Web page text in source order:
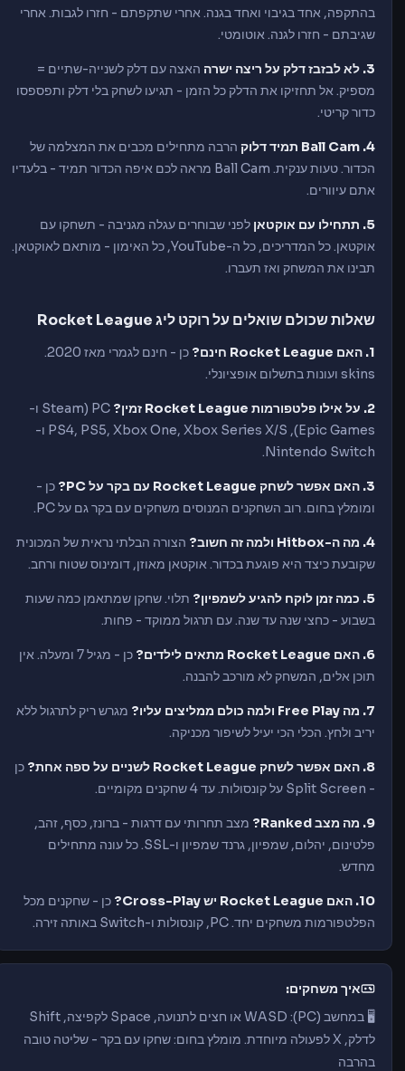
בהתקפה, אחד בגיבוי ואחד בגנה. אחרי שתקפתם - חזרו לגבות. אחרי
שגיבתם - חזרו לגנה. אוטומטי.
3. לא לבזבז דלק על ריצה ישרה
האצה עם דלק לשנייה-שתיים =
מספיק. אל תחזיקו את הדלק כל הזמן - תגיעו לשחק בלי דלק ותפספסו
כדור קריטי.
4. Ball Cam תמיד דלוק
הרבה מתחילים מכבים את המצלמה של
הכדור. טעות ענקית. Ball Cam מראה לכם איפה הכדור תמיד - בלעדיו
אתם עיוורים.
5. תתחילו עם אוקטאן
לפני שבוחרים עגלה מגניבה - תשחקו עם
אוקטאן. כל המדריכים, כל ה-YouTube, כל האימון - מותאם לאוקטאן.
תבינו את המשחק ואז תעברו.
שאלות שכולם שואלים על רוקט ליג Rocket League
1. האם Rocket League חינם?
כן - חינם לגמרי מאז 2020.
skins ועונות בתשלום אופציונלי.
2. על אילו פלטפורמות Rocket League זמין?
PC (Steam ו-
Epic Games), PS4, PS5, Xbox One, Xbox Series X/S ו-
Nintendo Switch.
3. האם אפשר לשחק Rocket League עם בקר על PC?
כן -
ומומלץ בחום. רוב השחקנים המנוסים משחקים עם בקר גם על PC.
4. מה ה-Hitbox ולמה זה חשוב?
הצורה הבלתי נראית של המכונית
שקובעת כיצד היא פוגעת בכדור. אוקטאן מאוזן, דומינוס שטוח ורחב.
5. כמה זמן לוקח להגיע לשמפיון?
תלוי. שחקן שמתאמן כמה שעות
בשבוע - כחצי שנה עד שנה. עם תרגול ממוקד - פחות.
6. האם Rocket League מתאים לילדים?
כן - מגיל 7 ומעלה. אין
תוכן אלים, המשחק לא מורכב להבנה.
7. מה Free Play ולמה כולם ממליצים עליו?
מגרש ריק לתרגול ללא
יריב ולחץ. הכלי הכי יעיל לשיפור מכניקה.
8. האם אפשר לשחק Rocket League לשניים על ספה אחת?
כן
- Split Screen על קונסולות. עד 4 שחקנים מקומיים.
9. מה מצב Ranked?
מצב תחרותי עם דרגות - ברונז, כסף, זהב,
פלטינום, יהלום, שמפיון, גרנד שמפיון ו-SSL. כל עונה מתחילים
מחדש.
10. האם Rocket League יש Cross-Play?
כן - שחקנים מכל
הפלטפורמות משחקים יחד. PC, קונסולות ו-Switch באותה זירה.
איך משחקים:
🖥️ במחשב (PC): WASD או חצים לתנועה, Space לקפיצה, Shift
לדלק, X לפעולה מיוחדת. מומלץ בחום: שחקו עם בקר - שליטה טובה
בהרבה